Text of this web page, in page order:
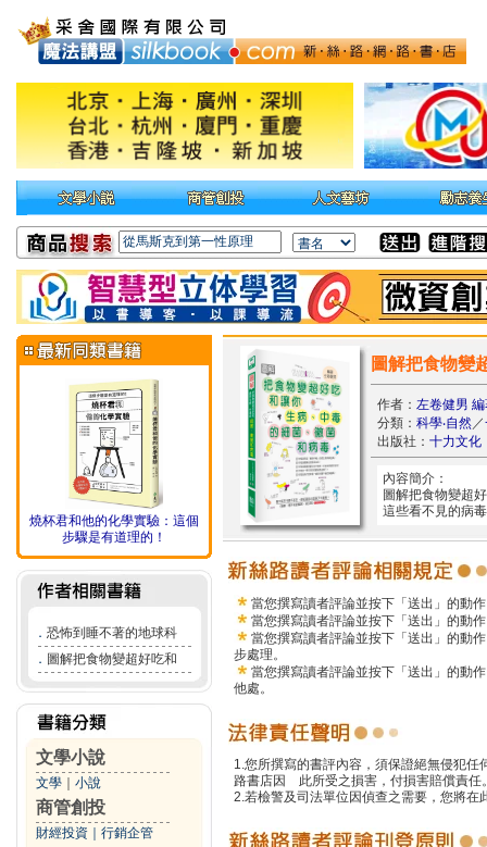
燒杯君和他的化學實驗：這個
步驟是有道理的！
． 恐怖到睡不著的地球科
． 圖解把食物變超好吃和
文學小說
文學 小說
商管創投
財經投資 行銷企管
圖解把食物變
作者： 左卷健男 編
分類： 科學‧自然／
出版社： 十力文化
內容簡介：
圖解把食物變超
這些看不見的病
當您撰寫讀者評論並按下「送出」的動
當您撰寫讀者評論並按下「送出」的動
當您撰寫讀者評論並按下「送出」的動
步處理。
當您撰寫讀者評論並按下「送出」的動
他處。
1.您所撰寫的書評內容，須保證絕無侵犯
路書店因 此所受之損害，付損害賠償責任
2.若檢警及司法單位因偵查之需要，您將